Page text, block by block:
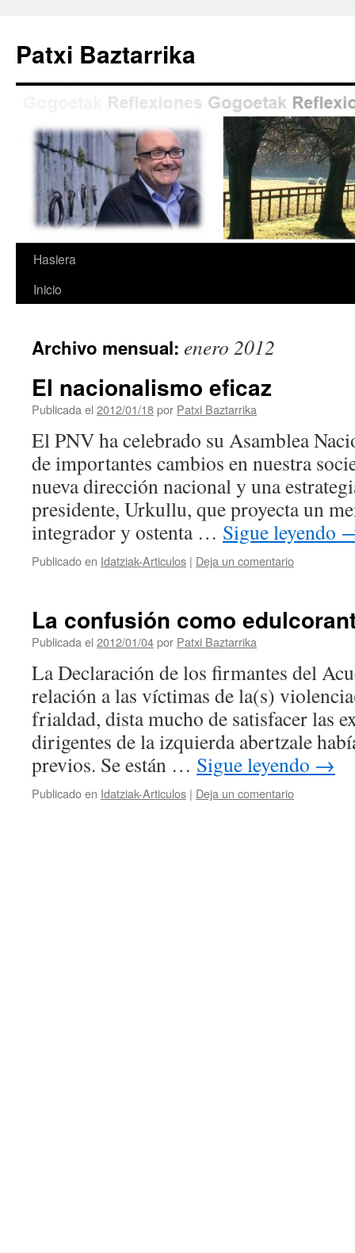
contenido
Patxi Baztarrika
Hasiera
Inicio
Archivo mensual: enero 2012
El nacionalismo eficaz
Publicada el 2012/01/18por Patxi Baztarrika
El PNV ha celebrado su Asamblea
de importantes cambios en nuestra
nueva dirección nacional y una
presidente, Urkullu, que proyecta un
integrador y ostenta … Sigue leyendo
Publicado en Idatziak-Articulos | Deja un comentario
La confusión como
Publicada el 2012/01/04por Patxi Baztarrika
La Declaración de los firmantes del
relación a las víctimas de la(s)
frialdad, dista mucho de satisfacer las
dirigentes de la izquierda abertzale
previos. Se están … Sigue leyendo →
Publicado en Idatziak-Articulos | Deja un comentario